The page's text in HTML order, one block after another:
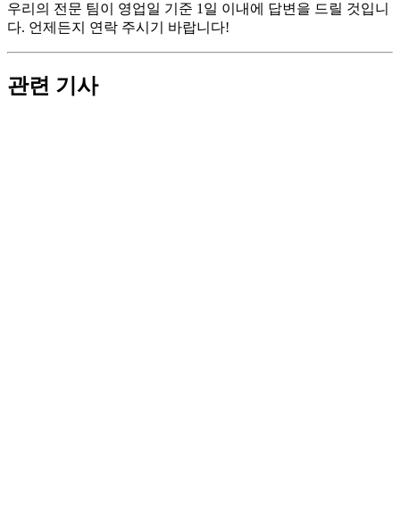
우리의 전문 팀이 영업일 기준 1일 이내에 답변을 드릴 것입니
다. 언제든지 연락 주시기 바랍니다!
관련 기사